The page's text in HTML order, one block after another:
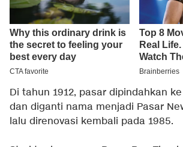
Di tahun 1912, pasar dipindahkan
dan diganti nama menjadi Pasar
lalu direnovasi kembali pada 1985.